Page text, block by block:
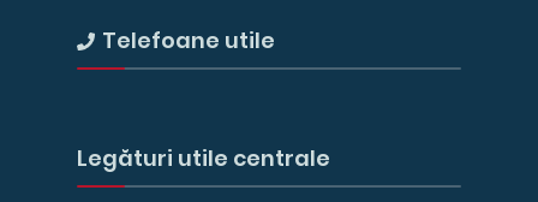
Telefoane utile
Legături utile centrale